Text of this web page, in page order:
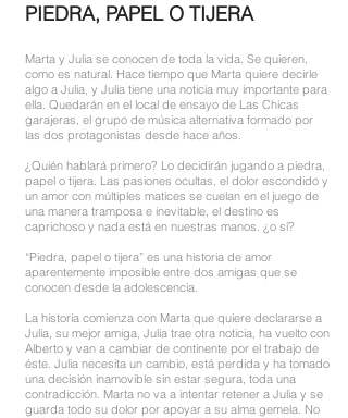
PIEDRA, PAPEL O TIJERA
Marta y Julia se conocen de toda la vida. Se quieren,
como es natural. Hace tiempo que Marta quiere decirle
algo a Julia, y Julia tiene una noticia muy importante para
ella. Quedarán en el local de ensayo de Las Chicas
garajeras, el grupo de música alternativa formado por
las dos protagonistas desde hace años.
¿Quién hablará primero? Lo decidirán jugando a piedra,
papel o tijera. Las pasiones ocultas, el dolor escondido y
un amor con múltiples matices se cuelan en el juego de
una manera tramposa e inevitable, el destino es
caprichoso y nada está en nuestras manos. ¿o sí?
“Piedra, papel o tijera” es una historia de amor
aparentemente imposible entre dos amigas que se
conocen desde la adolescencia.
La historia comienza con Marta que quiere declararse a
Julia, su mejor amiga, Julia trae otra noticia, ha vuelto con
Alberto y van a cambiar de continente por el trabajo de
éste. Julia necesita un cambio, está perdida y ha tomado
una decisión inamovible sin estar segura, toda una
contradicción. Marta no va a intentar retener a Julia y se
guarda todo su dolor por apoyar a su alma gemela. No